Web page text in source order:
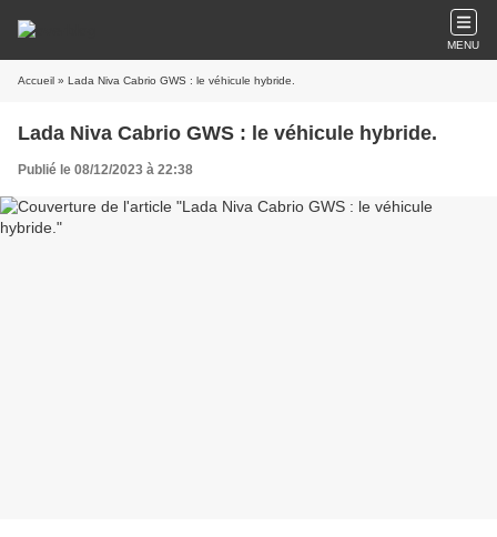
MENU
Accueil » Lada Niva Cabrio GWS : le véhicule hybride.
Lada Niva Cabrio GWS : le véhicule hybride.
Publié le 08/12/2023 à 22:38